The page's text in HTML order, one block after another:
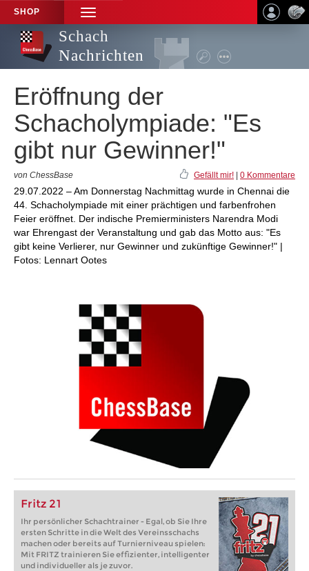
SHOP
TOGGLE
NAVIGATION
Schach
Nachrichten
Eröffnung der
Schacholympiade: "Es
gibt nur Gewinner!"
von ChessBase Gefällt mir! 0 Kommentare
29.07.2022 – Am Donnerstag Nachmittag wurde in Chennai die
44. Schacholympiade mit einer prächtigen und farbenfrohen
Feier eröffnet. Der indische Premierministers Narendra Modi
war Ehrengast der Veranstaltung und gab das Motto aus: "Es
gibt keine Verlierer, nur Gewinner und zukünftige Gewinner!" |
Fotos: Lennart Ootes
Fritz 21
Ihr persönlicher Schachtrainer - Egal, ob Sie Ihre
ersten Schritte in die Welt des Vereinsschachs
machen oder bereits auf Turnierniveau spielen:
Mit FRITZ trainieren Sie effizienter, intelligenter
und individueller als je zuvor.